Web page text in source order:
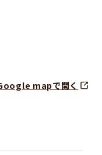
mapで開く